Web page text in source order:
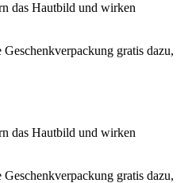
das Hautbild und wirken
gratis dazu,
das Hautbild und wirken
gratis dazu,